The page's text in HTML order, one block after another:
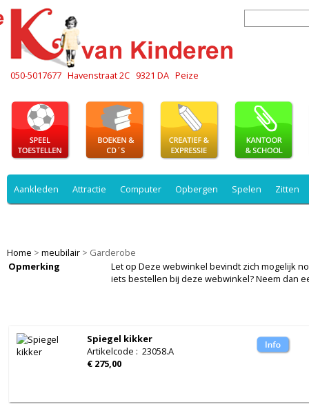
050-5017677 Havenstraat 2C 9321 DA Peize
Aankleden Attractie Computer Opbergen Spelen Zitten
Home > meubilair > Garderobe
Opmerking
Let op Deze webwinkel bevindt zich mogelijk
iets bestellen bij deze webwinkel? Neem dan
Spiegel kikker
Artikelcode : 23058.A
€ 275,00